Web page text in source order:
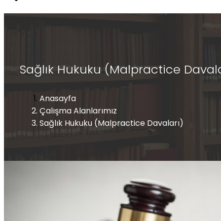
Sağlık Hukuku (Malpractice
Anasayfa
Çalışma Alanlarımız
Sağlık Hukuku (Malpractice Davaları)